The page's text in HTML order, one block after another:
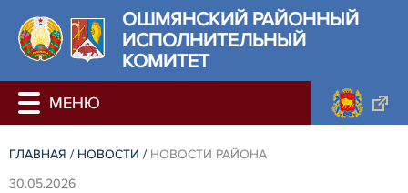
ОШМЯНСКИЙ РАЙОННЫЙ
ИСПОЛНИТЕЛЬНЫЙ
КОМИТЕТ
ГЛАВНАЯ / НОВОСТИ / НОВОСТИ РАЙОНА
30.05.2026